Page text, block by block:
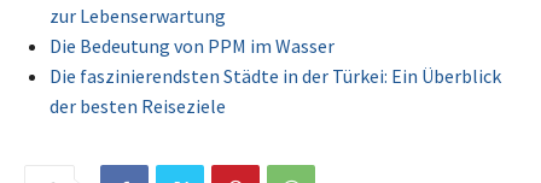
zur Lebenserwartung
Die Bedeutung von PPM im Wasser
Die faszinierendsten Städte in der Türkei: Ein Überblick
der besten Reiseziele